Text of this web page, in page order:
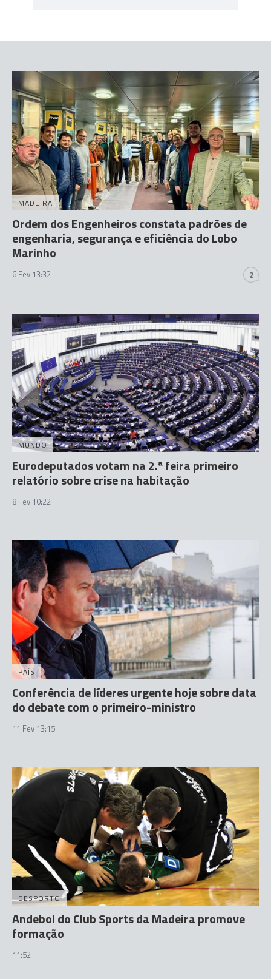
MADEIRA
Ordem dos Engenheiros constata padrões de
engenharia, segurança e eficiência do Lobo
Marinho
6 Fev 13:32 2
MUNDO
Eurodeputados votam na 2.ª feira primeiro
relatório sobre crise na habitação
8 Fev 10:22
PAÍS
Conferência de líderes urgente hoje sobre data
do debate com o primeiro-ministro
11 Fev 13:15
DESPORTO
Andebol do Club Sports da Madeira promove
formação
11:52